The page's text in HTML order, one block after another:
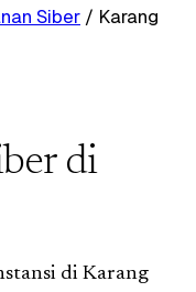
Siber / Karang
di
di Karang